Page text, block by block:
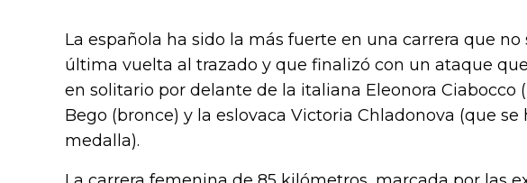
La española ha sido la más fuerte en una carrera que no
última vuelta al trazado y que finalizó con un ataque
en solitario por delante de la italiana Eleonora Ciabocco
Bego (bronce) y la eslovaca Victoria Chladonova (que se
medalla).